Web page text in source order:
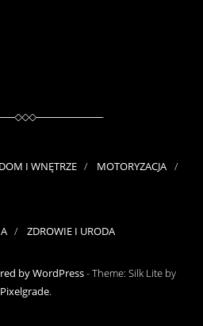
DOM I WNĘTRZE MOTORYZACJA
ZDROWIE I URODA
by WordPress-Theme: Silk Lite by
Pixelgrade.